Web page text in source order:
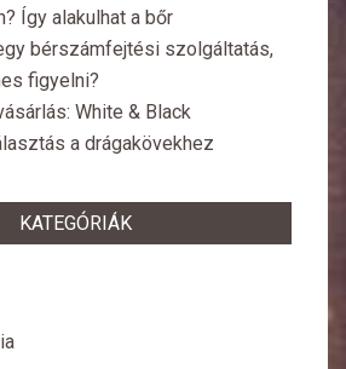
Így alakulhat a bőr
bérszámfejtési szolgáltatás,
figyelni?
White & Black
a drágakövekhez
KATEGÓRIÁK